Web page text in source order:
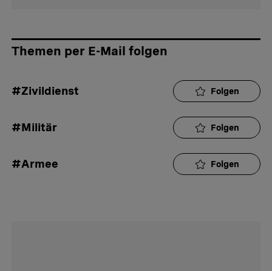
Themen per E-Mail folgen
#Zivildienst Folgen
#Militär Folgen
#Armee Folgen